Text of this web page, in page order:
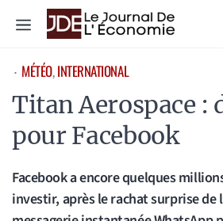
Menu
⋅ MÉTÉO, INTERNATIONAL
Titan Aerospace :
pour Facebook
Facebook a encore quelques
investir, après le rachat surprise de